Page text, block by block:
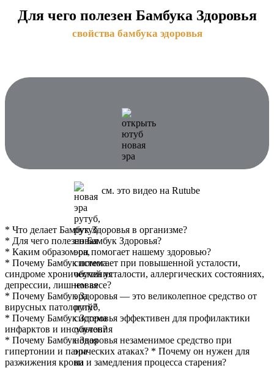
Для чего полезен Бамбука Здоровья
свойства бамбука эдоровья
cм. это видео на Rutube
* Что делает Бамбук Здоровья в организме?
* Для чего полезен Бамбук Здоровья?
* Каким образом он помогает нашему здоровью?
* Почему Бамбук помогает при повышенной усталости,
синдроме хронической усталости, аллергических состояниях,
депрессии, лишнем весе?
* Почему Бамбук Здоровья — это великолепное средство от
вирусных патологий?
* Почему Бамбук Здоровья эффективен для профилактики
инфарктов и инсультов?
* Почему Бамбук Здоровья незаменимое средство при
гипертонии и панических атаках? * Почему он нужен для
разжижения крови и замедления процесса старения?